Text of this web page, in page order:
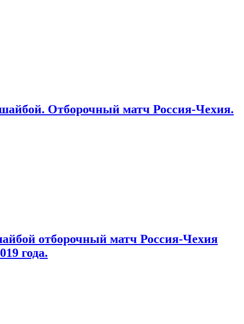
Отборочный матч Россия-Чехия.
отборочный матч Россия-Чехия
года.